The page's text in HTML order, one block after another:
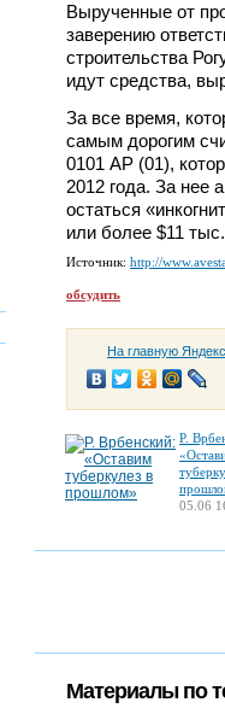
Вырученные от
заверению
строительства
идут средства,
За все время,
самым дорогим
0101 АР (01),
2012 года. За нее
остаться
или более $11 тыс.
Источник: http://
обсудить
На главную
Р.
05.06
Материалы по